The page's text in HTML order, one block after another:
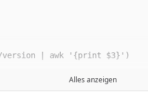
Alles anzeigen